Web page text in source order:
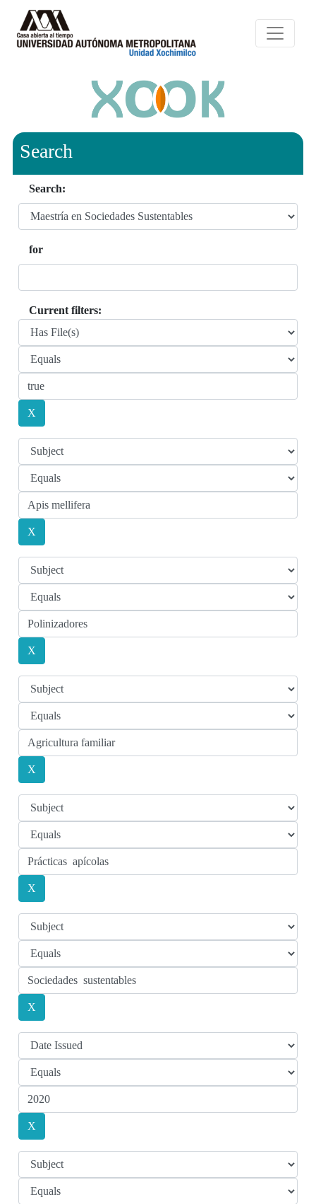
Search
Search:
for
Current filters: